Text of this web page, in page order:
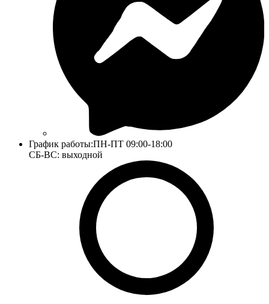
График работы:ПН-ПТ 09:00-18:00
СБ-ВС: выходной